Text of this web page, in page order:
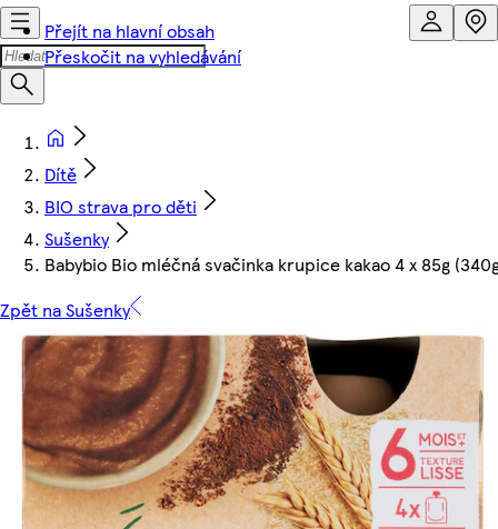
Přejít na hlavní obsah
Přeskočit na vyhledávání
Dítě
BIO strava pro děti
Sušenky
Babybio Bio mléčná svačinka krupice kakao 4 x 85g
Zpět na Sušenky